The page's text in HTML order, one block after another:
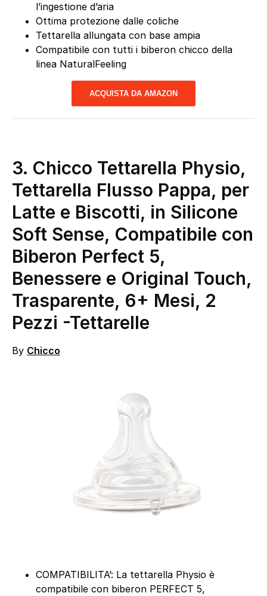
l’ingestione d’aria
Ottima protezione dalle coliche
Tettarella allungata con base ampia
Compatibile con tutti i biberon chicco della
linea NaturalFeeling
ACQUISTA DA AMAZON
3. Chicco Tettarella Physio,
Tettarella Flusso Pappa, per
Latte e Biscotti, in Silicone
Soft Sense, Compatibile con
Biberon Perfect 5,
Benessere e Original Touch,
Trasparente, 6+ Mesi, 2
Pezzi -Tettarelle
By Chicco
COMPATIBILITA’: La tettarella Physio è
compatibile con biberon PERFECT 5,